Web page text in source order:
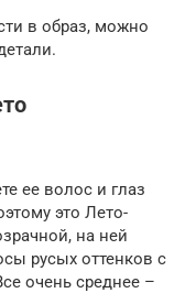
в образ, можно
ее волос и глаз
это Лето-
на ней
русых оттенков с
очень среднее –